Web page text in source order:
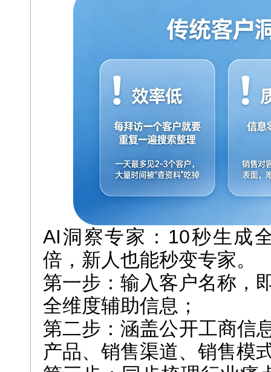
AI洞察专家：10秒生成
倍，新人也能秒变专家。
第一步：输入客户名称，
全维度辅助信息；
第二步：涵盖公开工商信
产品、销售渠道、销售模